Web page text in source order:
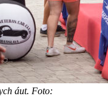
áut. Foto: